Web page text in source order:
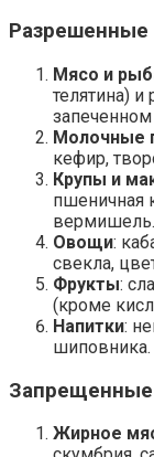
Разрешенные
Мясо и
телятина)
Молочные
кефир,
Крупы и
пшеничная
вермишель.
Овощи:
свекла,
Фрукты:
(кроме
Напитки:
шиповника.
Жирное